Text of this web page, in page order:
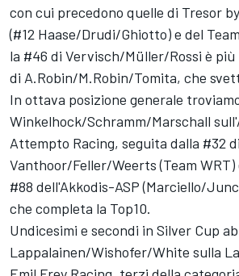
con cui precedono quelle di Tresor
(#12 Haase/Drudi/Ghiotto) e del
la #46 di Vervisch/Müller/Rossi è
di A.Robin/M.Robin/Tomita, che
In ottava posizione generale
Winkelhock/Schramm/Marschall
Attempto Racing, seguita dalla #32 di
Vanthoor/Feller/Weerts (Team WRT)
#88 dell'Akkodis-ASP (Marciello/
che completa la Top10.
Undicesimi e secondi in Silver Cup
Lappalainen/Wishofer/White sulla